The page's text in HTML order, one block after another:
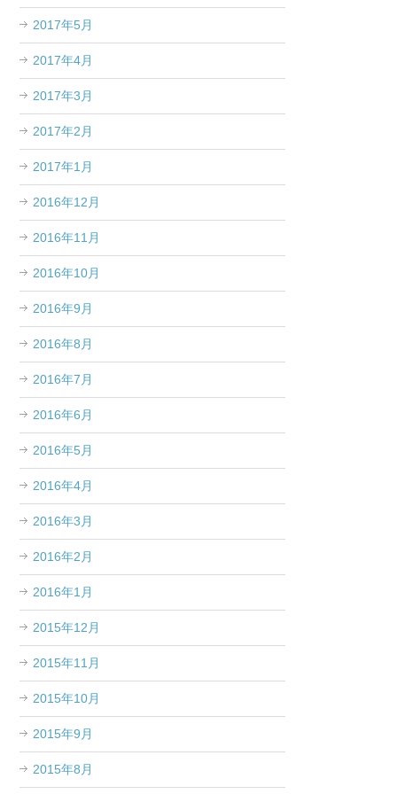
2017年5月
2017年4月
2017年3月
2017年2月
2017年1月
2016年12月
2016年11月
2016年10月
2016年9月
2016年8月
2016年7月
2016年6月
2016年5月
2016年4月
2016年3月
2016年2月
2016年1月
2015年12月
2015年11月
2015年10月
2015年9月
2015年8月